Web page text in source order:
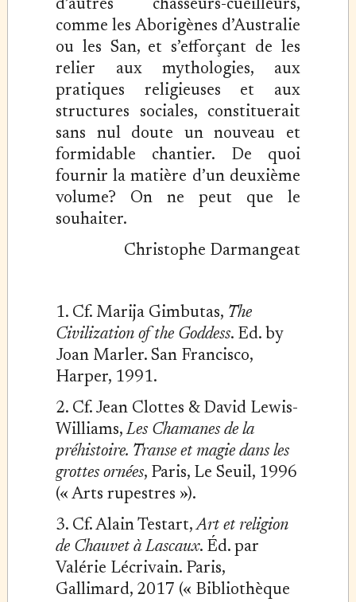
d’autres chasseurs-cueilleurs,
comme les Aborigènes d’Australie
ou les San, et s’efforçant de les
relier aux mythologies, aux
pratiques religieuses et aux
structures sociales, constituerait
sans nul doute un nouveau et
formidable chantier. De quoi
fournir la matière d’un deuxième
volume? On ne peut que le
souhaiter.
Christophe Darmangeat
1. Cf. Marija Gimbutas, The
Civilization of the Goddess. Ed. by
Joan Marler. San Francisco,
Harper, 1991.
2. Cf. Jean Clottes & David Lewis-
Williams,Les Chamanes de la
préhistoire. Transe et magie dans les
grottes ornées, Paris, Le Seuil, 1996
(« Arts rupestres »).
3. Cf. Alain Testart,Art et religion
de Chauvet à Lascaux. Éd. par
Valérie Lécrivain. Paris,
Gallimard, 2017 (« Bibliothèque